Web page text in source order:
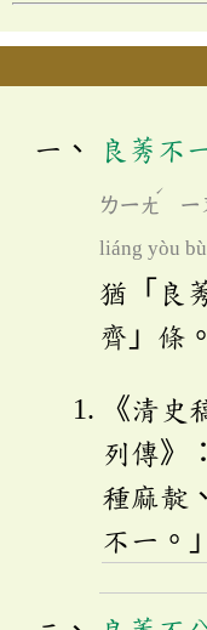
良莠不
ㄌㄧㄤ
ˊ
ㄧ
liáng yòu
猶「良
齊」條。
《清史
列傳》
種麻靛
不一。」